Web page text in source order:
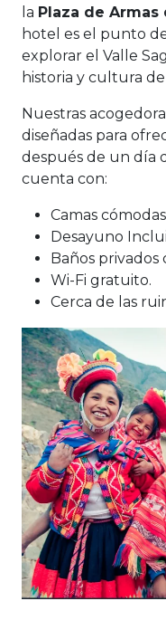
la Plaza de
hotel es el punto
explorar el Valle
historia y cultura
Nuestras
diseñadas para
después de un día
cuenta con:
Camas cómodas
Desayuno
Baños
Wi-Fi gratuito.
Cerca de las